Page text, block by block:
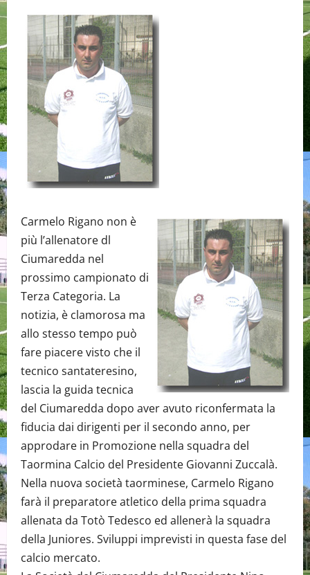
Carmelo Rigano non è
più l’allenatore dl
Ciumaredda nel
prossimo campionato di
Terza Categoria. La
notizia, è clamorosa ma
allo stesso tempo può
fare piacere visto che il
tecnico santateresino,
lascia la guida tecnica
del Ciumaredda dopo aver avuto riconfermata la
fiducia dai dirigenti per il secondo anno, per
approdare in Promozione nella squadra del
Taormina Calcio del Presidente Giovanni Zuccalà.
Nella nuova società taorminese, Carmelo Rigano
farà il preparatore atletico della prima squadra
allenata da Totò Tedesco ed allenerà la squadra
della Juniores. Sviluppi imprevisti in questa fase del
calcio mercato.